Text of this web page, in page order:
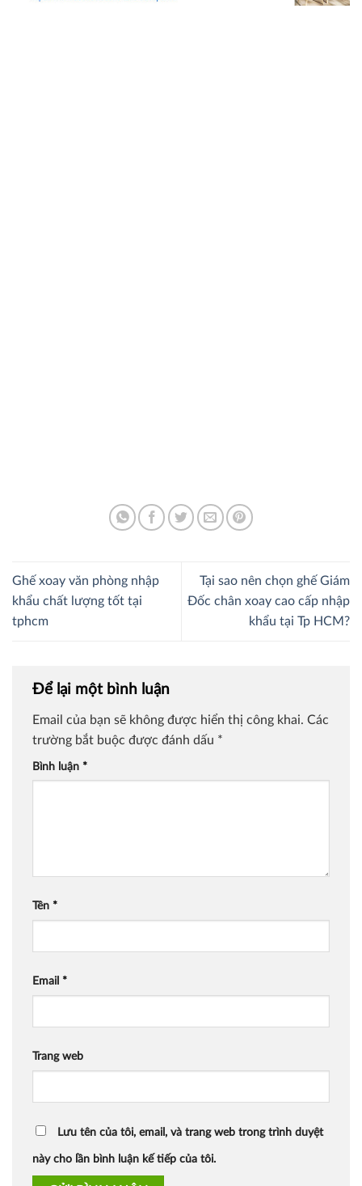
Ghế xoay văn phòng nhập
khẩu chất lượng tốt tại
tphcm
Tại sao nên chọn ghế Giám
Đốc chân xoay cao cấp nhập
khẩu tại Tp HCM?
Để lại một bình luận
Email của bạn sẽ không được hiển thị công khai. Các
trường bắt buộc được đánh dấu *
Bình luận *
Tên *
Email *
Trang web
Lưu tên của tôi, email, và trang web trong trình duyệt
này cho lần bình luận kế tiếp của tôi.